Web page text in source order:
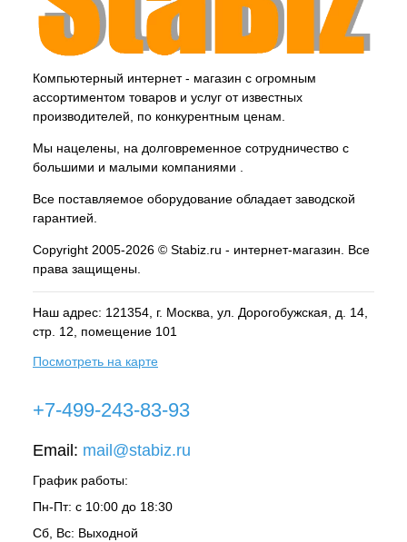
Компьютерный интернет - магазин с огромным
ассортиментом товаров и услуг от известных
производителей, по конкурентным ценам.
Мы нацелены, на долговременное сотрудничество с
большими и малыми компаниями .
Все поставляемое оборудование обладает заводской
гарантией.
Copyright 2005-2026 © Stabiz.ru - интернет-магазин. Все
права защищены.
Наш адрес: 121354, г. Москва , ул. Дорогобужская, д. 14,
стр. 12, помещение 101
Посмотреть на карте
+7-499-243-83-93
Email: mail@stabiz.ru
График работы:
Пн-Пт: с 10:00 до 18:30
Сб, Вс: Выходной